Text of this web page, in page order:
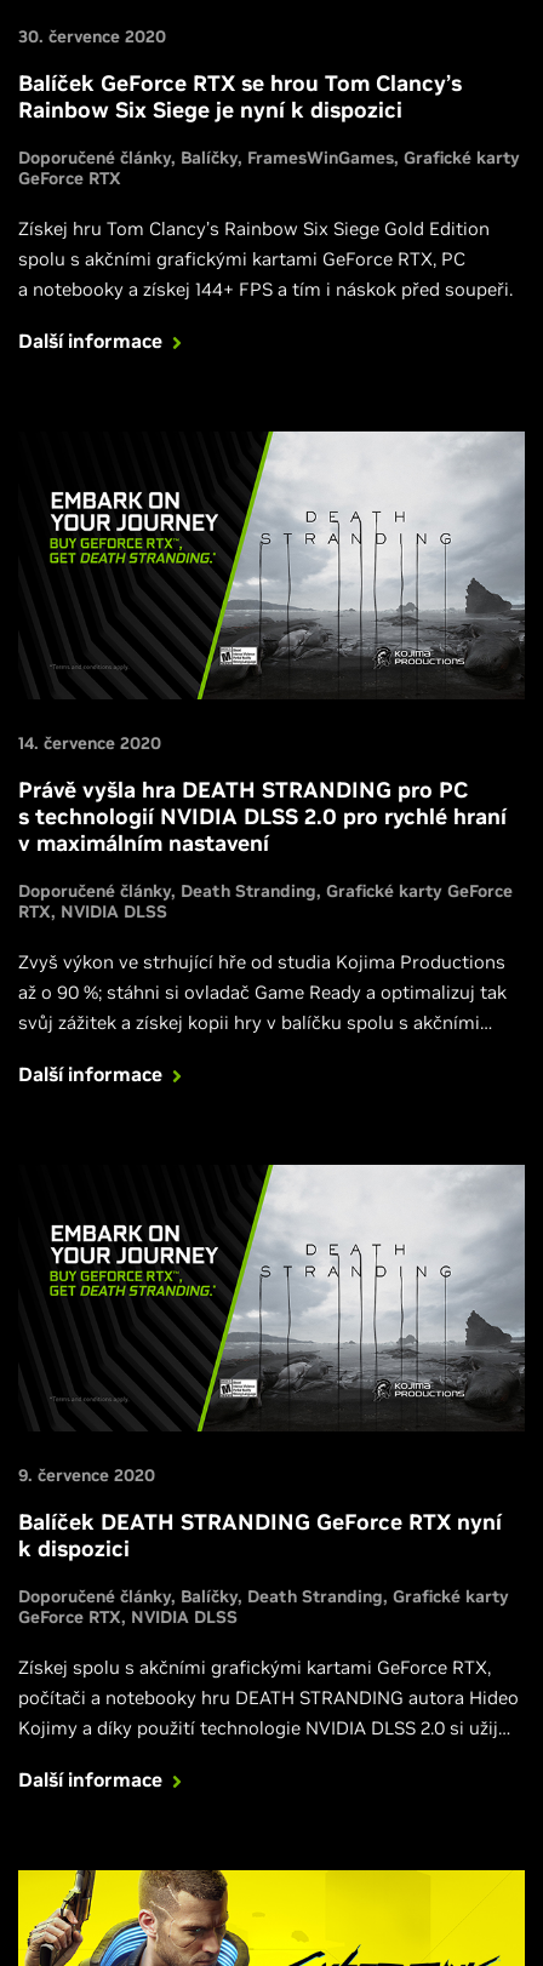
30. července 2020
Balíček GeForce RTX se hrou Tom Clancy’s
Rainbow Six Siege je nyní k dispozici
Doporučené články Balíčky FramesWinGames Grafické karty
GeForce RTX
Získej hru Tom Clancy’s Rainbow Six Siege Gold Edition
spolu s akčními grafickými kartami GeForce RTX, PC
a notebooky a získej 144+ FPS a tím i náskok před soupeři.
Další informace
14. července 2020
Právě vyšla hra DEATH STRANDING pro PC
s technologií NVIDIA DLSS 2.0 pro rychlé hraní
v maximálním nastavení
Doporučené články Death Stranding Grafické karty GeForce
RTX NVIDIA DLSS
Zvyš výkon ve strhující hře od studia Kojima Productions
až o 90 %; stáhni si ovladač Game Ready a optimalizuj tak
svůj zážitek a získej kopii hry v balíčku spolu s akčními
Další informace
9. července 2020
Balíček DEATH STRANDING GeForce RTX nyní
k dispozici
Doporučené články Balíčky Death Stranding Grafické karty
GeForce RTX NVIDIA DLSS
Získej spolu s akčními grafickými kartami GeForce RTX,
počítači a notebooky hru DEATH STRANDING autora Hideo
Kojimy a díky použití technologie NVIDIA DLSS 2.0 si užij
Připrav se na uvedení a optimalizuj svůj zážitek od prvního
Další informace